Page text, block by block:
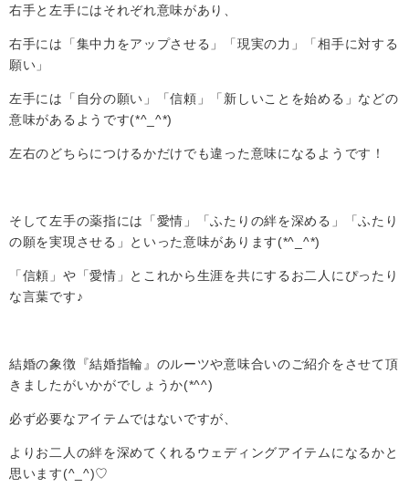
右手と左手にはそれぞれ意味があり、
右手には「集中力をアップさせる」「現実の力」「相手に対する
願い」
左手には「自分の願い」「信頼」「新しいことを始める」などの
意味があるようです(*^_^*)
左右のどちらにつけるかだけでも違った意味になるようです！
そして左手の薬指には「愛情」「ふたりの絆を深める」「ふたり
の願を実現させる」といった意味があります(*^_^*)
「信頼」や「愛情」とこれから生涯を共にするお二人にぴったり
な言葉です♪
結婚の象徴『結婚指輪』のルーツや意味合いのご紹介をさせて頂
きましたがいかがでしょうか(*^^)
必ず必要なアイテムではないですが、
よりお二人の絆を深めてくれるウェディングアイテムになるかと
思います(^_^)♡